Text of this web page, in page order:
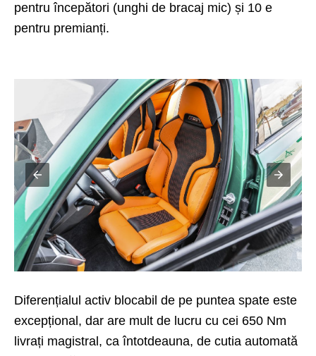
pentru începători (unghi de bracaj mic) și 10 e
pentru premianți.
Diferențialul activ blocabil de pe puntea spate este
excepțional, dar are mult de lucru cu cei 650 Nm
livrați magistral, ca întotdeauna, de cutia automată